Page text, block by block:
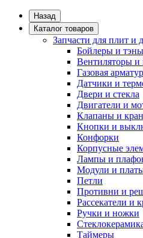
Назад
Каталог товаров
Запчасти для плит и
Бойлеры и тэны
Вентиляторы и
Газовая
Датчики и
Двери и стекла
Двигатели и
Клапаны и
Кнопки и
Конфорки
Корпусные
Лампы и
Модули и
Петли
Противни и
Рассекатели и
Ручки и ножки
Таймеры